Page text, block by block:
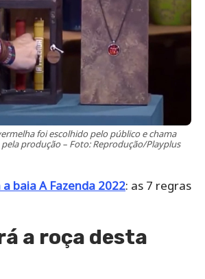
foi escolhido pelo público e chama
produção – Foto: Reprodução/Playplus
baia A Fazenda 2022: as 7 regras
a roça desta